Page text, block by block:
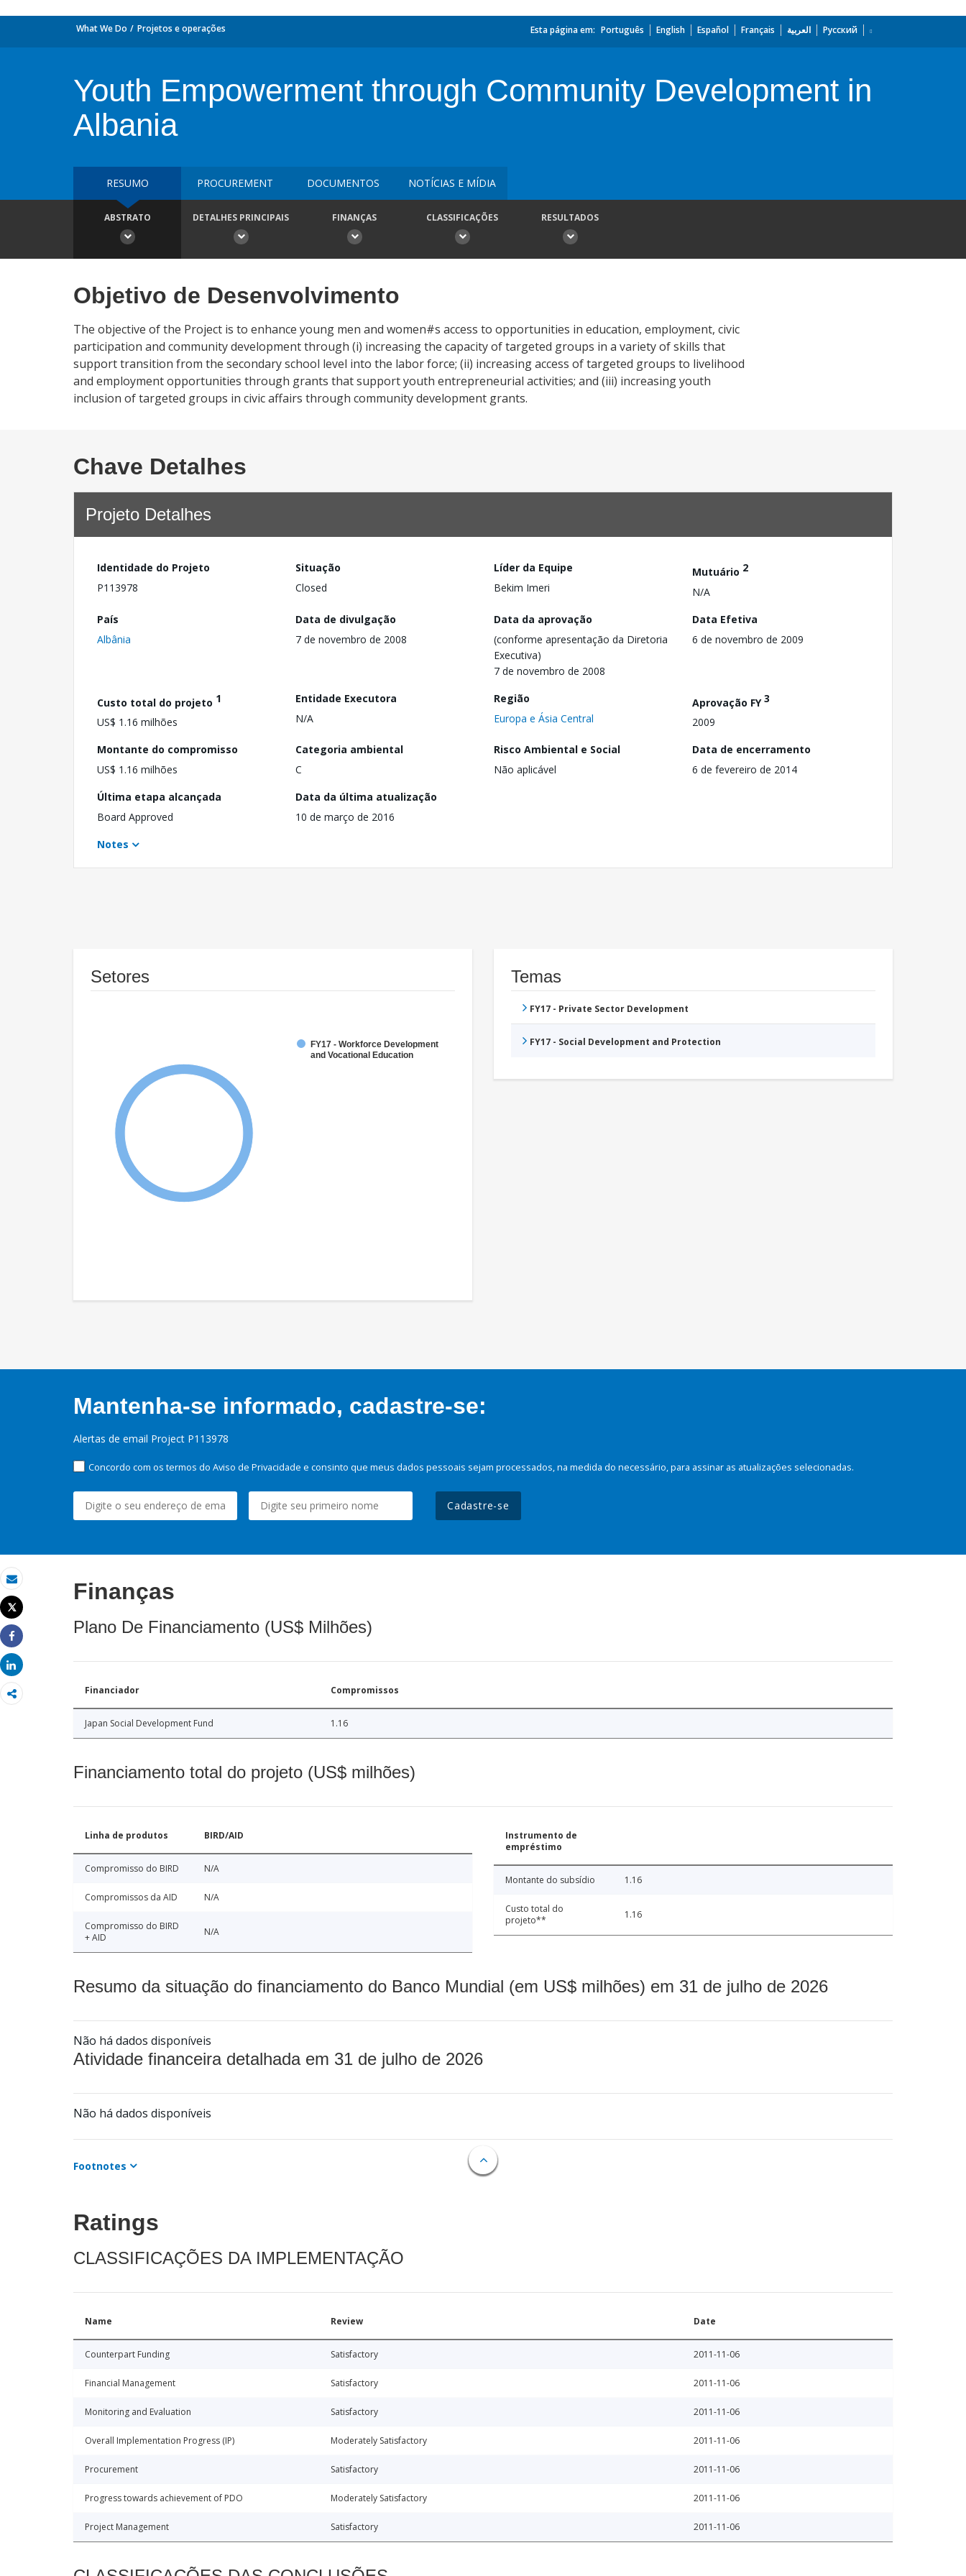
Email
Imprimir
Tweet
Share
Share
What We Do Projetos e operações Esta página em: Português English Español Français العربية Русский
Youth Empowerment through Community Development in
Albania
RESUMO PROCUREMENT DOCUMENTOS NOTÍCIAS E MÍDIA
ABSTRATO DETALHES PRINCIPAIS FINANÇAS CLASSIFICAÇÕES RESULTADOS
Objetivo de Desenvolvimento
The objective of the Project is to enhance young men and women#s access to opportunities in education, employment, civic
participation and community development through (i) increasing the capacity of targeted groups in a variety of skills that
support transition from the secondary school level into the labor force; (ii) increasing access of targeted groups to livelihood
and employment opportunities through grants that support youth entrepreneurial activities; and (iii) increasing youth
inclusion of targeted groups in civic affairs through community development grants.
Chave Detalhes
Projeto Detalhes
Identidade do Projeto
P113978
Situação
Closed
Líder da Equipe
Bekim Imeri
Mutuário 2
N/A
País
Albânia
Data de divulgação
7 de novembro de 2008
Data da aprovação
(conforme apresentação da Diretoria
Executiva)
7 de novembro de 2008
Data Efetiva
6 de novembro de 2009
Custo total do projeto 1
US$ 1.16 milhões
Entidade Executora
N/A
Região
Europa e Ásia Central
Aprovação FY3
2009
Montante do compromisso
US$ 1.16 milhões
Categoria ambiental
C
Risco Ambiental e Social
Não aplicável
Data de encerramento
6 de fevereiro de 2014
Última etapa alcançada
Board Approved
Data da última atualização
10 de março de 2016
Notes
Setores
FY17 - Workforce Development
and Vocational Education
Temas
FY17 - Private Sector Development
FY17 - Social Development and Protection
Mantenha-se informado, cadastre-se:
Alertas de email Project P113978
Concordo com os termos do Aviso de Privacidade e consinto que meus dados pessoais sejam processados, na medida do necessário, para assinar as atualizações selecionadas.
Cadastre-se
Finanças
Plano De Financiamento (US$ Milhões)
Financiador Compromissos
Japan Social Development Fund 1.16
Financiamento total do projeto (US$ milhões)
Linha de produtos BIRD/AID
Compromisso do BIRD N/A
Compromissos da AID N/A
Compromisso do BIRD
+ AID
N/A
Instrumento de
empréstimo
Montante do subsídio 1.16
Custo total do
projeto**
1.16
Resumo da situação do financiamento do Banco Mundial (em US$ milhões) em 31 de julho de 2026
Não há dados disponíveis
Atividade financeira detalhada em 31 de julho de 2026
Não há dados disponíveis
Footnotes
Ratings
CLASSIFICAÇÕES DA IMPLEMENTAÇÃO
Name Review Date
Counterpart Funding Satisfactory 2011-11-06
Financial Management Satisfactory 2011-11-06
Monitoring and Evaluation Satisfactory 2011-11-06
Overall Implementation Progress (IP) Moderately Satisfactory 2011-11-06
Procurement Satisfactory 2011-11-06
Progress towards achievement of PDO Moderately Satisfactory 2011-11-06
Project Management Satisfactory 2011-11-06